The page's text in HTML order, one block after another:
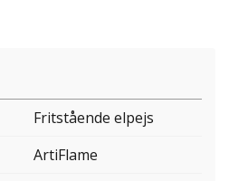
Fritstående elpejs
ArtiFlame